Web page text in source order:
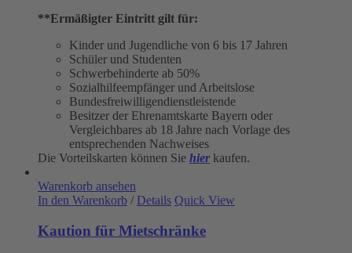
**Ermäßigter Eintritt gilt für:
Kinder und Jugendliche von 6 bis 17 Jahren
Schüler und Studenten
Schwerbehinderte ab 50%
Sozialhilfeempfänger und Arbeitslose
Bundesfreiwilligendienstleistende
Besitzer der Ehrenamtskarte Bayern oder
Vergleichbares ab 18 Jahre nach Vorlage des
entsprechenden Nachweises
Die Vorteilskarten können Sie hier kaufen.
Warenkorb ansehen
In den Warenkorb / Details Quick View
Kaution für Mietschränke